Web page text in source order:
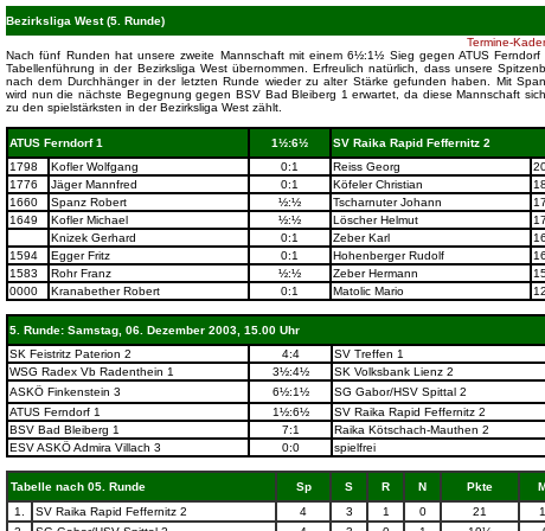
Bezirksliga West (5. Runde)
Termine-
Nach fünf Runden hat unsere zweite Mannschaft mit einem 6½:1½ Sieg gegen ATUS Ferndorf
Tabellenführung in der Bezirksliga West übernommen. Erfreulich natürlich, dass unsere
nach dem Durchhänger in der letzten Runde wieder zu alter Stärke gefunden haben. Mit
wird nun die nächste Begegnung gegen BSV Bad Bleiberg 1 erwartet, da diese Mannschaft
zu den spielstärksten in der Bezirksliga West zählt.
ATUS Ferndorf 1 1½:6½
SV Raika Rapid Feffernitz 2
1798
Kofler Wolfgang 0:1 Reiss Georg
1776
Jäger Mannfred 0:1 Köfeler Christian
1660
Spanz Robert ½:½ Tscharnuter Johann
1649
Kofler Michael ½:½ Löscher Helmut
Knizek Gerhard
0:1 Zeber Karl
1594
Egger Fritz 0:1 Hohenberger Rudolf
1583
Rohr Franz ½:½ Zeber Hermann
0000
Kranabether Robert 0:1 Matolic Mario
5. Runde: Samstag, 06. Dezember 2003, 15.00 Uhr
SK Feistritz Paterion 2
4:4
SV Treffen 1
WSG Radex Vb Radenthein 1
3½:4½
SK Volksbank Lienz 2
ASKÖ Finkenstein 3
6½:1½
SG Gabor/HSV Spittal 2
ATUS Ferndorf 1
1½:6½
SV Raika Rapid Feffernitz 2
BSV Bad Bleiberg 1
7:1
Raika Kötschach-Mauthen 2
ESV ASKÖ Admira Villach 3
0:0 spielfrei
Tabelle nach 05. Runde Sp S R N Pkte
1.
SV Raika Rapid Feffernitz 2 4 3 1 0 21